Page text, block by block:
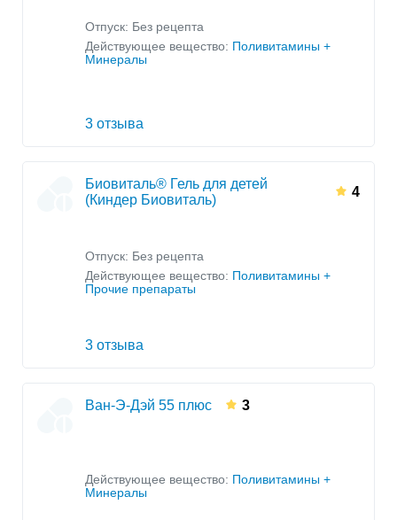
Отпуск: Без рецепта
Действующее вещество: Поливитамины +
Минералы
3 отзыва
Биовиталь® Гель для детей
(Киндер Биовиталь)
4
Отпуск: Без рецепта
Действующее вещество: Поливитамины +
Прочие препараты
3 отзыва
Ван-Э-Дэй 55 плюс 3
Действующее вещество: Поливитамины +
Минералы